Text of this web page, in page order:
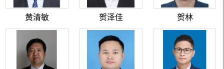
黄清敏 贺泽佳 贺林